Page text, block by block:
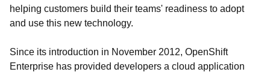
helping customers build their teams' readiness to adopt
and use this new technology.
Since its introduction in November 2012, OpenShift
Enterprise has provided developers a cloud application